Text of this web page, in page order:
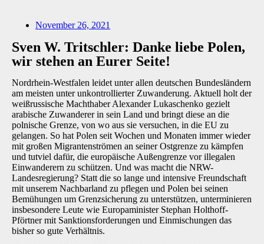
November 26, 2021
Sven W. Tritschler: Danke liebe Polen,
wir stehen an Eurer Seite!
Nordrhein-Westfalen leidet unter allen deutschen Bundesländern
am meisten unter unkontrollierter Zuwanderung. Aktuell holt der
weißrussische Machthaber Alexander Lukaschenko gezielt
arabische Zuwanderer in sein Land und bringt diese an die
polnische Grenze, von wo aus sie versuchen, in die EU zu
gelangen. So hat Polen seit Wochen und Monaten immer wieder
mit großen Migrantenströmen an seiner Ostgrenze zu kämpfen
und tutviel dafür, die europäische Außengrenze vor illegalen
Einwanderern zu schützen. Und was macht die NRW-
Landesregierung? Statt die so lange und intensive Freundschaft
mit unserem Nachbarland zu pflegen und Polen bei seinen
Bemühungen um Grenzsicherung zu unterstützen, unterminieren
insbesondere Leute wie Europaminister Stephan Holthoff-
Pförtner mit Sanktionsforderungen und Einmischungen das
bisher so gute Verhältnis.